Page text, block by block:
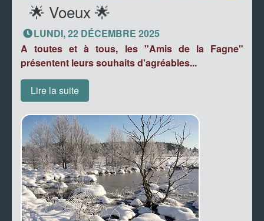
🌟 Voeux 🌟
LUNDI, 22 DÉCEMBRE 2025
A toutes et à tous, les "Amis de la Fagne"
présentent leurs souhaits d'agréables...
Lire la suite